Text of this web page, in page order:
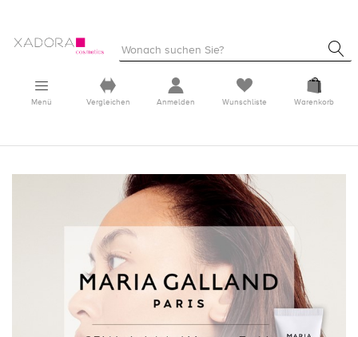
Menü Vergleichen Anmelden Wunschliste Warenkorb